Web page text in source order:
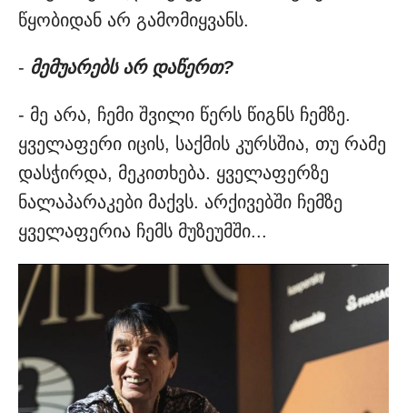
წყობიდან არ გამომიყვანს.
- მემუარებს არ დაწერთ?
- მე არა, ჩემი შვილი წერს წიგნს ჩემზე.
ყველაფერი იცის, საქმის კურსშია, თუ რამე
დასჭირდა, მეკითხება. ყველაფერზე
ნალაპარაკები მაქვს. არქივებში ჩემზე
ყველაფერია ჩემს მუზეუმში...